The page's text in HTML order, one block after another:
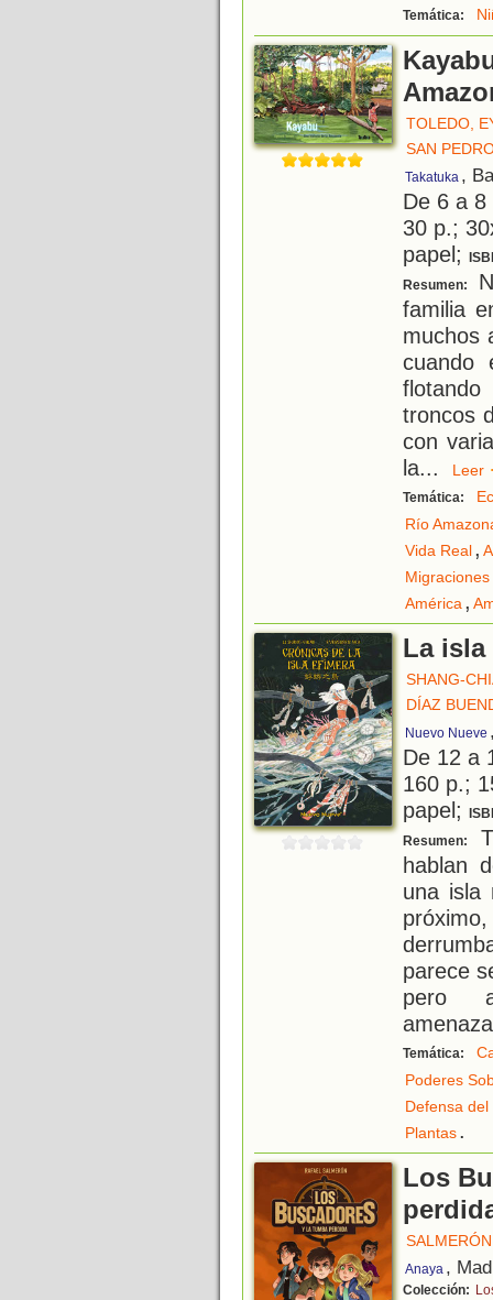
Temática:
TOLEDO,
SAN
Takatuka ,
De 6 a
30 p.;
papel;
Resumen:
familia
muchos
cuando
troncos
con
la...
Temática:
Río
Vida Real,
Migraciones
América,
La
SHANG-
DÍAZ
Nuevo Nueve
De 12 a
160 p.;
papel;
Resumen:
hablan
una isla
parece
pero
Temática:
Poderes
Defensa
Plantas.
Los
Anaya ,
Colección: